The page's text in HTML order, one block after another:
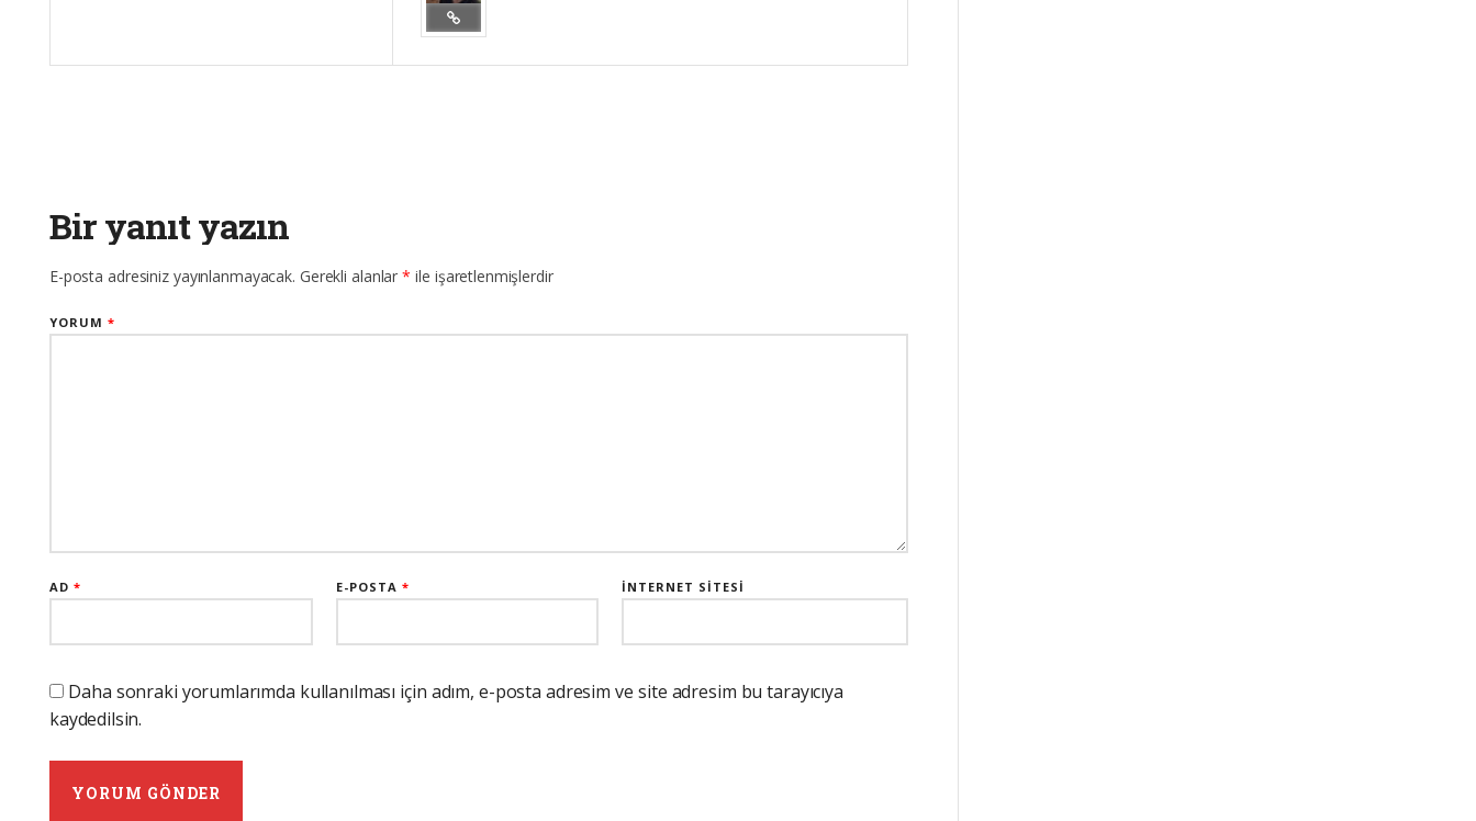
Bir yanıt yazın
E-posta adresiniz yayınlanmayacak. Gerekli alanlar* ile işaretlenmişlerdir
YORUM*
AD* E-POSTA * İNTERNET SITESI
Daha sonraki yorumlarımda kullanılması için adım, e-posta adresim ve site adresim bu tarayıcıya
kaydedilsin.